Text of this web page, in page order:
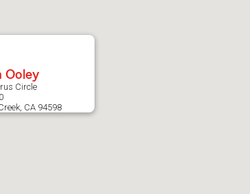
Ooley
Circle
CA 94598